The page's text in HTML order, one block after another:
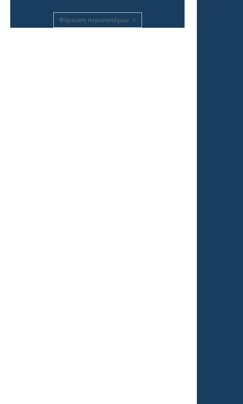
Φόρτωση περισσοτέρων